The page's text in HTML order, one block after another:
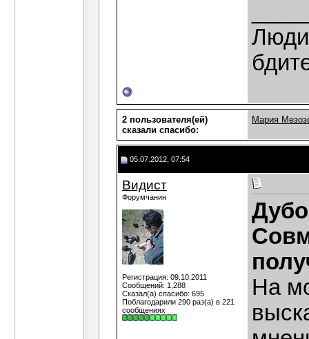
2 пользователя(ей)
сказали cпасибо:
Мария
05.07.2012, 07:54
Видист
Форумчанин
Регистрация: 09.10.2011
Сообщений: 1,288
Сказал(а) спасибо: 695
Поблагодарили 290 раз(а) в 221
сообщениях
На